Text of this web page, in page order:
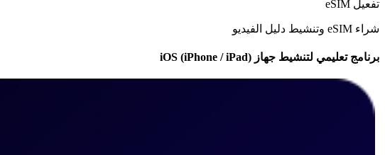
تفعيل eSIM
شراء eSIM وتنشيط دليل الفيديو
برنامج تعليمي لتنشيط جهاز iOS (iPhone / iPad)